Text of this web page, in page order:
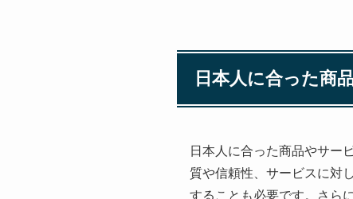
日本人に合った商
日本人に合った商品やサー
質や信頼性、サービスに対
することも必要です。さら